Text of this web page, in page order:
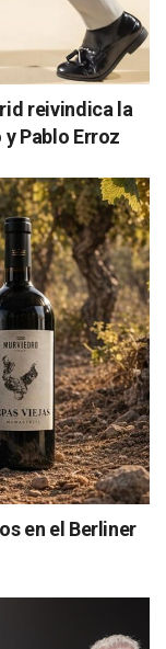
reivindica la
Pablo Erroz
en el Berliner